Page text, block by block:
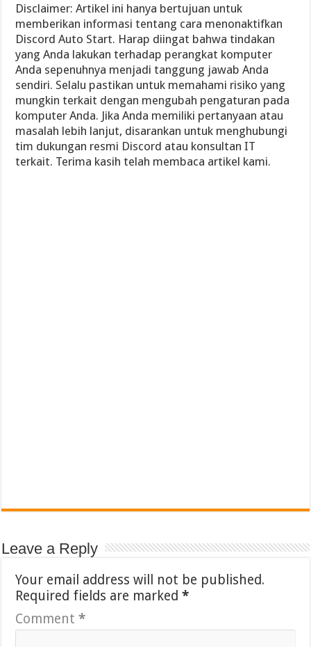
Disclaimer: Artikel ini hanya bertujuan untuk
memberikan informasi tentang cara menonaktifkan
Discord Auto Start. Harap diingat bahwa tindakan
yang Anda lakukan terhadap perangkat komputer
Anda sepenuhnya menjadi tanggung jawab Anda
sendiri. Selalu pastikan untuk memahami risiko yang
mungkin terkait dengan mengubah pengaturan pada
komputer Anda. Jika Anda memiliki pertanyaan atau
masalah lebih lanjut, disarankan untuk menghubungi
tim dukungan resmi Discord atau konsultan IT
terkait. Terima kasih telah membaca artikel kami.
Leave a Reply
Your email address will not be published.
Required fields are marked*
Comment*